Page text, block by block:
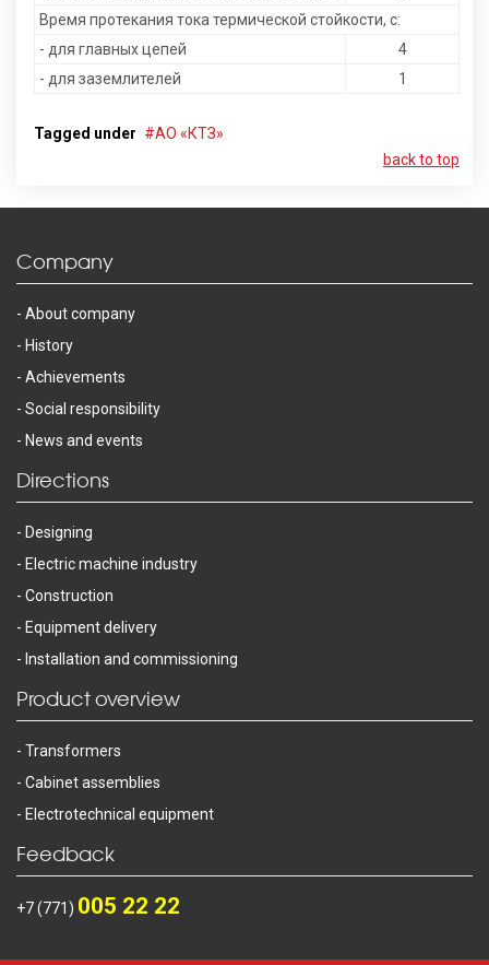
Время протекания тока термической стойкости, с:
- для главных цепей
4
- для заземлителей
1
Tagged under
АО «КТЗ»
back to top
Company
About company
History
Achievements
Social responsibility
News and events
Directions
Designing
Electric machine industry
Construction
Equipment delivery
Installation and commissioning
Product overview
Transformers
Cabinet assemblies
Electrotechnical equipment
Feedback
+7 (771) 005 22 22